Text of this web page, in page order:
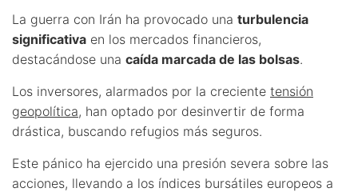
La guerra con Irán ha provocado una turbulencia
significativa en los mercados financieros,
destacándose una caída marcada de las bolsas.
Los inversores, alarmados por la creciente tensión
geopolítica, han optado por desinvertir de forma
drástica, buscando refugios más seguros.
Este pánico ha ejercido una presión severa sobre las
acciones, llevando a los índices bursátiles europeos a